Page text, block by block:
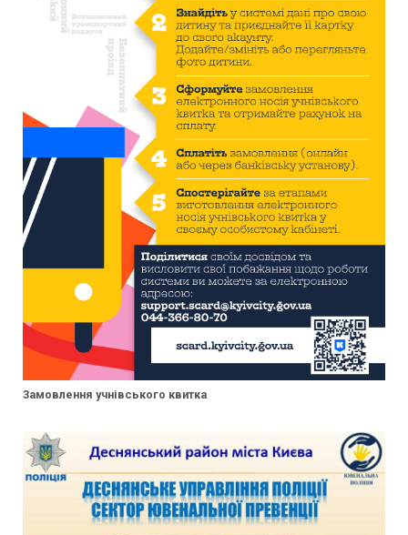
Замовлення учнівського квитка